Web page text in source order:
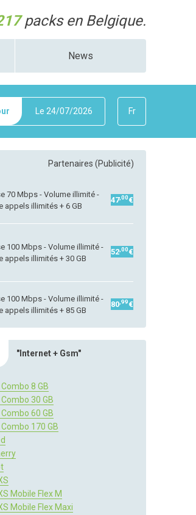
packs en Belgique.
News
Le 24/07/2026 Fr
Partenaires (Publicité)
70 Mbps - Volume illimité -
appels illimités + 6 GB
47,00€
100 Mbps - Volume illimité -
appels illimités + 30 GB
52 ,00€
100 Mbps - Volume illimité -
appels illimités + 85 GB
80 ,99€
"Internet + Gsm"
Combo 8 GB
Combo 30 GB
Combo 60 GB
Combo 170 GB
Mobile Flex M
Mobile Flex Maxi